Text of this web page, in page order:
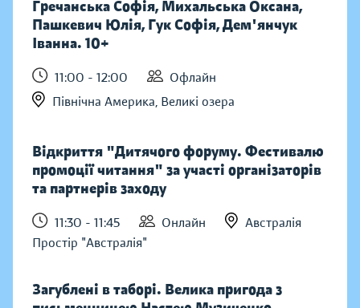
Гречанська Софія, Михальська Оксана,
Пашкевич Юлія, Гук Софія, Дем'янчук
Іванна. 10+
11:00 - 12:00
Офлайн
Північна Америка, Великі озера
Відкриття "Дитячого форуму. Фестивалю
промоції читання" за участі організаторів
та партнерів заходу
11:30 - 11:45 Онлайн
Австралія
Простір "Австралія"
Загублені в таборі. Велика пригода з